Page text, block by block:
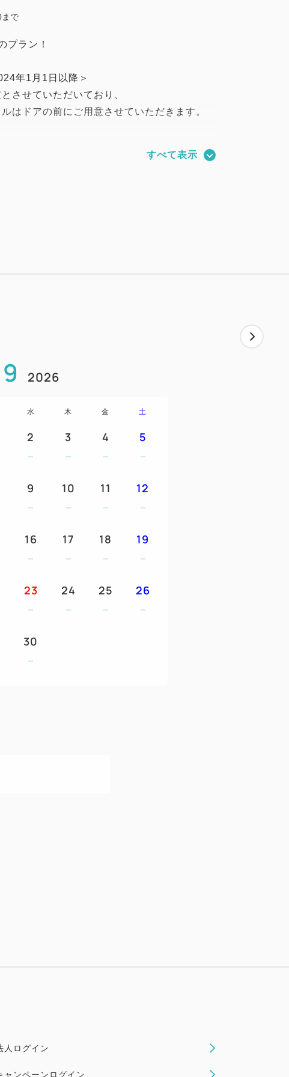
で
プラン！
年1月1日以降＞
させていただいており、
はドアの前にご用意させていただきます。
日以上のセット割引プランの為、
ス
すべて表示
9 2026
水 木 金 土
2 3 4 5
9 10 11 12
16 17 18 19
23 24 25 26
30
人ログイン
ャンペーンログイン